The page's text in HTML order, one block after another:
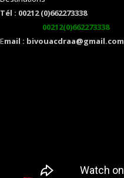
Tél : 00212 (0)662273338
00212(0)662273338
Email : bivouacdraa@gmail.com